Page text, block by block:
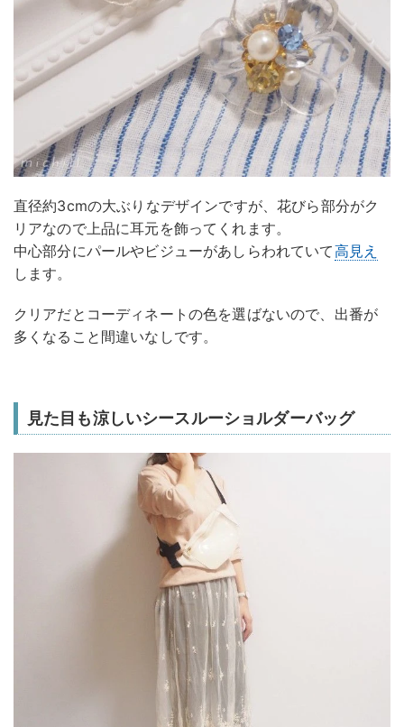
直径約3cmの大ぶりなデザインですが、花びら部分がク
リアなので上品に耳元を飾ってくれます。
中心部分にパールやビジューがあしらわれていて高見え
します。
クリアだとコーディネートの色を選ばないので、出番が
多くなること間違いなしです。
見た目も涼しいシースルーショルダーバッグ